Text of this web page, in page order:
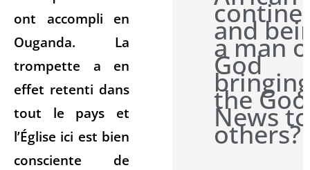
ont accompli en
Ouganda. La
trompette a en
effet retenti dans
tout le pays et
l’Église ici est bien
consciente de
and
a man
God
the
News to
others?